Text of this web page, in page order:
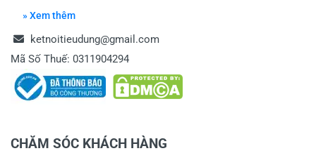
» Xem thêm
ketnoitieudung@gmail.com
Mã Số Thuế: 0311904294
CHĂM SÓC KHÁCH HÀNG